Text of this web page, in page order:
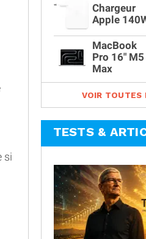
si
Chargeur
Apple
MacBook
Pro 16" M5
Max
VOIR TOUTES
TESTS &